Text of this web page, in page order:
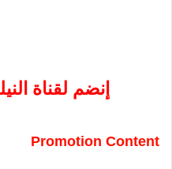
إنضم لقناة
Promotion Content